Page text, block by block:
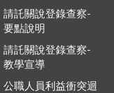
請託關說登錄查察-
要點說明
請託關說登錄查察-
教學宣導
公職人員利益衝突迴